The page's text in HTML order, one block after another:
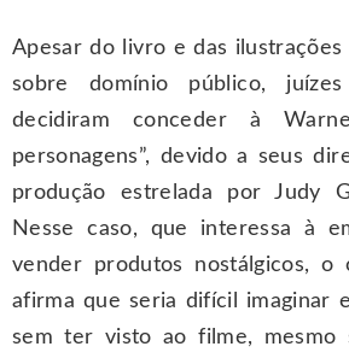
Apesar do livro e das
sobre domínio público,
decidiram conceder à
personagens”, devido a seus
produção estrelada por Judy
Nesse caso, que interessa à
vender produtos nostálgicos, o
afirma que seria difícil imaginar
sem ter visto ao filme,